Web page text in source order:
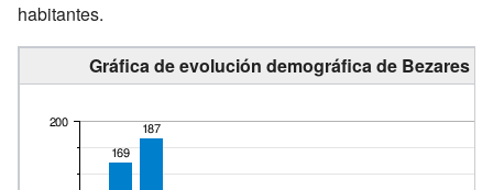
habitantes.
Gráfica de evolución demográfica de Bezares